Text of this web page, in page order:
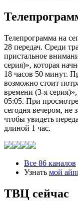
Телепрограмма на
28 передач. Среди
пристальное
серия)», которая
18 часов 50 минут.
возможно стоит
времени (3-я серия)»,
05:05. При
сегодня вечером, не
чтобы увидеть
длиной 1 час.
Все 86 каналов
Узнать мой
ТВЦ сейчас